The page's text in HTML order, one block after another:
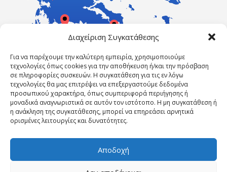
Διαχείριση Συγκατάθεσης
Για να παρέχουμε την καλύτερη εμπειρία, χρησιμοποιούμε
τεχνολογίες όπως cookies για την αποθήκευση ή/και την πρόσβαση
σε πληροφορίες συσκευών. Η συγκατάθεση για τις εν λόγω
τεχνολογίες θα μας επιτρέψει να επεξεργαστούμε δεδομένα
προσωπικού χαρακτήρα, όπως συμπεριφορά περιήγησης ή
μοναδικά αναγνωριστικά σε αυτόν τον ιστότοπο. Η μη συγκατάθεση ή
η ανάκληση της συγκατάθεσης, μπορεί να επηρεάσει αρνητικά
ορισμένες λειτουργίες και δυνατότητες.
Αποδοχή